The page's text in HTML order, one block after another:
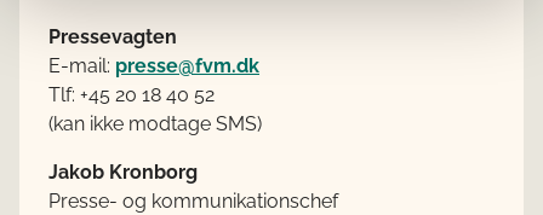
Pressevagten
E-mail: presse@fvm.dk
Tlf: +45 20 18 40 52
(kan ikke modtage SMS)
Jakob Kronborg
Presse- og kommunikationschef